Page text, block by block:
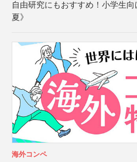
自由研究にもおすすめ！小学生
夏》
海外コンペ